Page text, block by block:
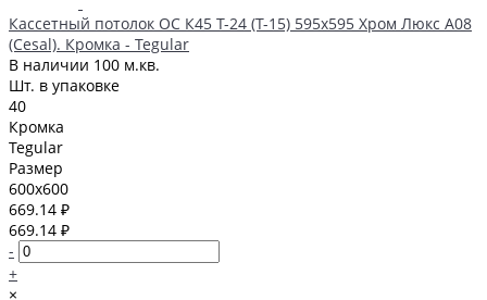
Кассетный потолок ОС К45 Т-24 (Т-15) 595х595 Хром Люкс А08
(Cesal). Кромка - Tegular
В наличии 100 м.кв.
Шт. в упаковке
40
Кромка
Tegular
Размер
600x600
669.14 ₽
669.14 ₽
-
+
×